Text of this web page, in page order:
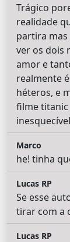
Trágico
realidade
partira mas
ver os dois
amor e
realmente
héteros, e
filme
Marco
he! tinha
Lucas RP
Se esse
tirar com a
Lucas RP